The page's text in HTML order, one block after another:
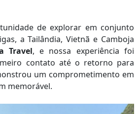
de explorar em conjunto
a Tailândia, Vietnã e Camboja
Travel, e nossa experiência foi
contato até o retorno para
um comprometimento em
memorável.